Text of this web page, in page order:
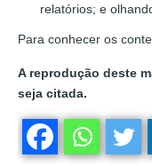
relatórios; e
Para conhecer os
A reprodução deste
seja citada.